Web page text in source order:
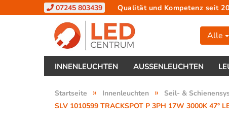
07245 803439 Qualität und Kompetenz seit
Alle
INNENLEUCHTEN AUSSENLEUCHTEN
Startseite » Innenleuchten » Seil- &
SLV 1010599 TRACKSPOT P 3PH 17W 3000K 47°